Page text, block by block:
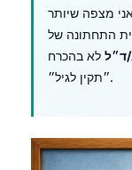
מצפה שיותר
במחצית התחתונה של
לא בהכרח
״תקין לגיל״.